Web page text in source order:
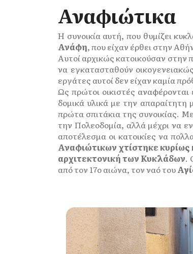
Αναφιώτικα
Η συνοικία αυτή, που θυμίζει
Ανάφη, που είχαν έρθει στην
Αυτοί αρχικώς κατοικούσαν στην
να εγκατασταθούν
εργάτες αυτοί δεν είχαν καμία
Ως πρώτοι οικιστές
δομικά υλικά με την
πρώτα σπιτάκια της συνοικίας.
την Πολεοδομία, αλλά μέχρι να
αποτέλεσμα οι κατοικίες να
Αναφιώτικων χτίστηκε
αρχιτεκτονική των Κυκλάδων.
από τον 17ο αιώνα, τον ναό του